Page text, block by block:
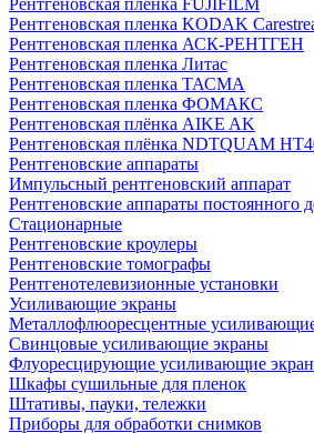
Рентгеновская пленка FUJIFILM
Рентгеновская пленка KODAK
Рентгеновская пленка АСК-РЕНТГЕН
Рентгеновская пленка Литас
Рентгеновская пленка ТАСМА
Рентгеновская пленка ФОМАКС
Рентгеновская плёнка AIKE AK
Рентгеновская плёнка NDTQUAM
Рентгеновские аппараты
Импульсный рентгеновский аппарат
Рентгеновские аппараты постоянного
Стационарные
Рентгеновские кроулеры
Рентгеновские томографы
Рентгенотелевизионные установки
Усиливающие экраны
Металлофлюоресцентные
Свинцовые усиливающие экраны
Флуоресцирующие усиливающие
Шкафы сушильные для пленок
Штативы, пауки, тележки
Приборы для обработки снимков